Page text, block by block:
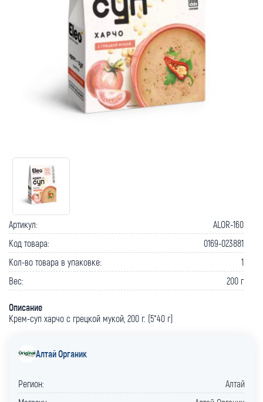
Артикул:
ALOR-160
Код товара:
0169-023881
Кол-во товара в упаковке:
1
Вес:
200 г
Описание
Крем-суп харчо с грецкой мукой, 200 г. (5*40 г)
Алтай Органик
Регион:
Алтай